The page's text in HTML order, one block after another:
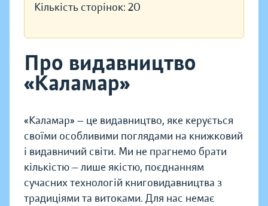
Кількість сторінок: 20
Про видавництво
«Каламар»
«Каламар» — це видавництво, яке керується
своїми особливими поглядами на книжковий
і видавничий світи. Ми не прагнемо брати
кількістю — лише якістю, поєднанням
сучасних технологій книговидавництва з
традиціями та витоками. Для нас немає